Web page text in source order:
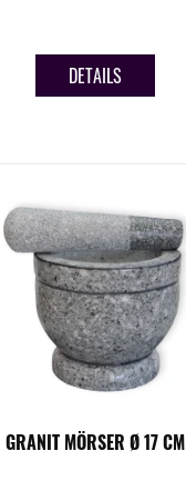
DETAILS
GRANIT MÖRSER Ø 17 CM